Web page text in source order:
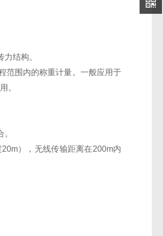
结构。
范围内的称重计量。一般应用于
。
），无线传输距离在200m内